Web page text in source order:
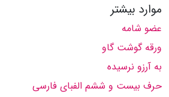
موارد بیشتر
عضو شامه
ورقه گوشت گاو
به آرزو نرسیده
حرف بیست و ششم الفبای فارسی